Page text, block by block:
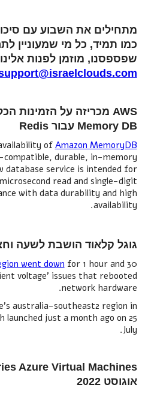
מתחילים את השבוע עם
כמו תמיד, כל מי שמעוניין
שפספסנו, מוזמן לפנות
Memory DB עבור Redis
of Amazon MemoryDB
compatible, durable, in-memory
database service is intended for
read and single-digit
with data durability and high
availability.
גוגל קלאוד הושבת לשעה
went down for 1 hour and 30
voltage' issues that rebooted
network hardware.
australia-southeast2 region in
just a month ago on 25
July.
אוגוסט 2022